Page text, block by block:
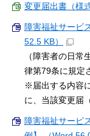
変更届出書（様
障害福祉サービ
52.5 KB）
（障害者の日
律第79条に規定
※届出する内容
に、当該変更届
障害福祉サービ